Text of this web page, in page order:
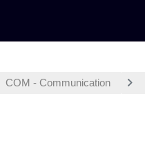
COM - Communication